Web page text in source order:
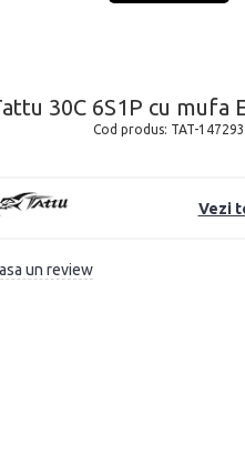
30C 6S1P cu mufa
Cod produs: TAT-147293
Vezi
un review